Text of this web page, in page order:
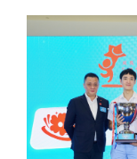
View
Larger